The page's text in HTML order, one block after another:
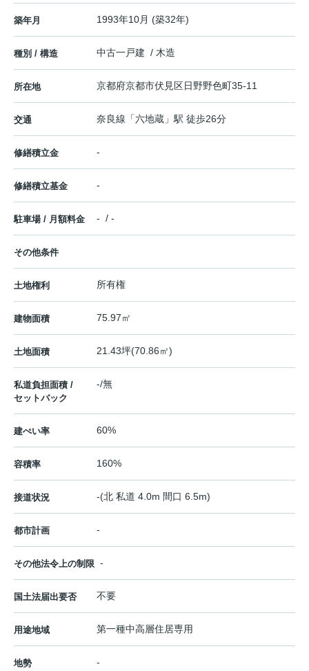
築年月 1993年10月 (築32年)
種別 / 構造 中古一戸建 / 木造
所在地 京都府京都市伏見区日野野色町35-11
交通 奈良線 「六地蔵 」駅 徒歩26分
修繕積立金 -
修繕積立基金 -
駐車場 / 月額料金 - / -
その他条件
土地権利 所有権
建物面積 75.97㎡
土地面積 21.43坪(70.86㎡)
私道負担面積 /
セットバック
-/無
建ぺい率 60%
容積率 160%
接道状況 -(北 私道 4.0m 間口 6.5m)
都市計画 -
その他法令上の制限 -
国土法届出要否 不要
用途地域 第一種中高層住居専用
地勢 -